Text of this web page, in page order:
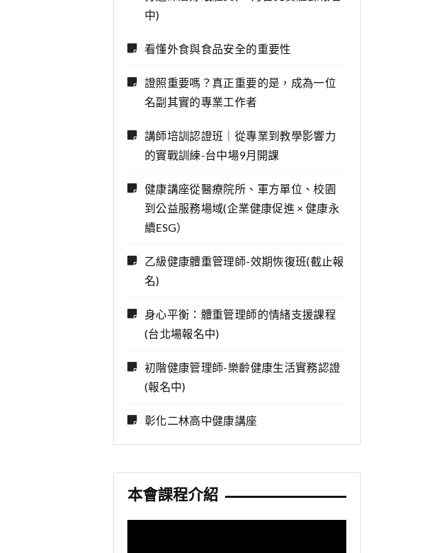
中)
看懂外食與食品安全的重要性
證照重要嗎？真正重要的是，成為一位
名副其實的專業工作者
講師培訓認證班｜從專業到教學影響力
的實戰訓練-台中場9月開課
健康講座從醫療院所、軍方單位、校園
到公益服務場域(企業健康促進 × 健康永
續ESG）
乙級健康體重管理師-效期恢復班(截止報
名)
身心平衡：體重管理師的情緒支援課程
(台北場報名中)
初階健康管理師-樂齡健康生活實務認證
(報名中)
彰化二林高中健康講座
本會課程介紹